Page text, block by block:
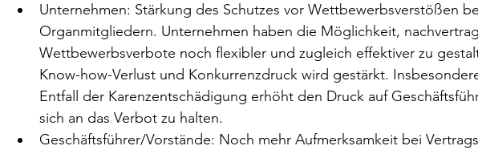
Unternehmen: Stärkung des Schutzes vor Wettbewerbsverstößen
Organmitgliedern. Unternehmen haben die Möglichkeit,
Wettbewerbsverbote noch flexibler und zugleich effektiver zu
Know-how-Verlust und Konkurrenzdruck wird gestärkt.
Entfall der Karenzentschädigung erhöht den Druck auf
sich an das Verbot zu halten.
Geschäftsführer/Vorstände: Noch mehr Aufmerksamkeit bei